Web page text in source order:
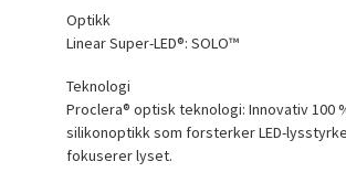
Optikk
Linear Super-LED®: SOLO™
Teknologi
Proclera® optisk teknologi: Innovativ 100
silikonoptikk som forsterker LED-
fokuserer lyset.